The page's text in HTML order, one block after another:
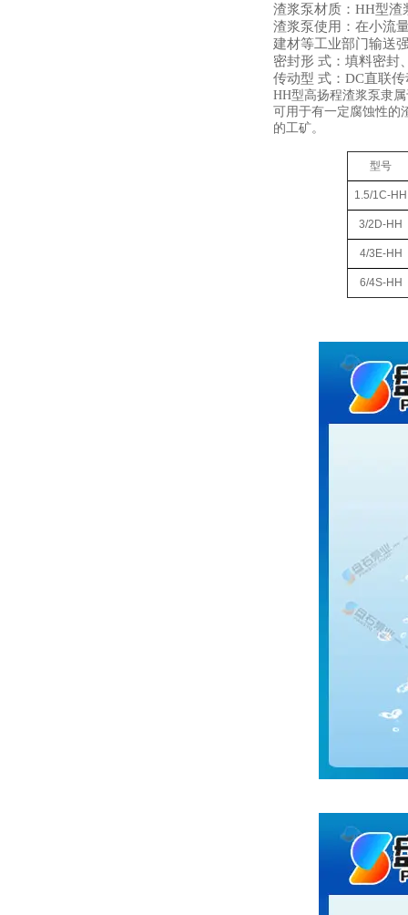
渣浆泵材质：HH型渣
渣浆泵使用：在小流
建材等工业部门输送
密封形 式：填料密封
传动型 式：DC直联
HH型高扬程渣浆泵隶
可用于有一定腐蚀性的
的工矿。
型号
1.5/1C-HH
3/2D-HH
4/3E-HH
6/4S-HH